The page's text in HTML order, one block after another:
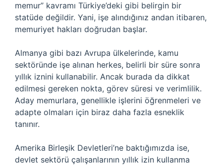
memur” kavramı Türkiye’deki gibi belirgin bir
statüde değildir. Yani, işe alındığınız andan itibaren,
memuriyet hakları doğrudan başlar.
Almanya gibi bazı Avrupa ülkelerinde, kamu
sektöründe işe alınan herkes, belirli bir süre sonra
yıllık iznini kullanabilir. Ancak burada da dikkat
edilmesi gereken nokta, görev süresi ve verimlilik.
Aday memurlara, genellikle işlerini öğrenmeleri ve
adapte olmaları için biraz daha fazla esneklik
tanınır.
Amerika Birleşik Devletleri’ne baktığımızda ise,
devlet sektörü çalışanlarının yıllık izin kullanma